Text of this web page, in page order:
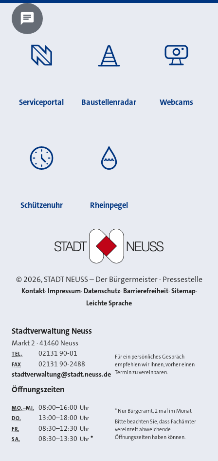
Chatbot laden?
Serviceportal Baustellenradar Webcams
Schützenuhr Rheinpegel
©2026, STADT NEUSS – Der Bürgermeister · Pressestelle
Kontakt Impressum Datenschutz Barrierefreiheit Sitemap
Leichte Sprache
Kontakt
Stadtverwaltung Neuss
Markt 2 ·41460 Neuss
TEL. 02131 90-01
FAX 02131 90-2488
E-MAIL
stadtverwaltung@stadt.neuss.de
Für ein persönliches Gespräch
empfehlen wir Ihnen, vorher einen
Termin zu vereinbaren.
Öffnungszeiten
MO.–MI. 08:00–16:00 Uhr
DO. 13:00–18:00 Uhr
FR. 08:30–12:30 Uhr
SA. 08:30–13:30 Uhr *
* Nur Bürgeramt, 2 mal im Monat
Bitte beachten Sie, dass Fachämter
vereinzelt abweichende
Öffnungszeiten haben können.